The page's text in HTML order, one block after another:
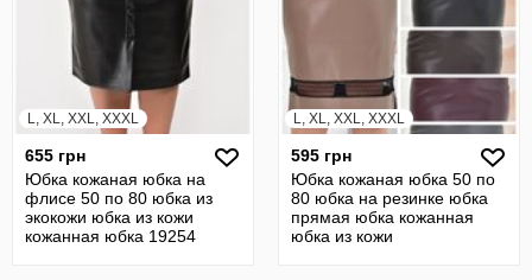
L, XL, XXL, XXXL
655 грн
Юбка кожаная юбка на
флисе 50 по 80 юбка из
экокожи юбка из кожи
кожанная юбка 19254
L, XL, XXL, XXXL
595 грн
Юбка кожаная юбка 50 по
80 юбка на резинке юбка
прямая юбка кожанная
юбка из кожи